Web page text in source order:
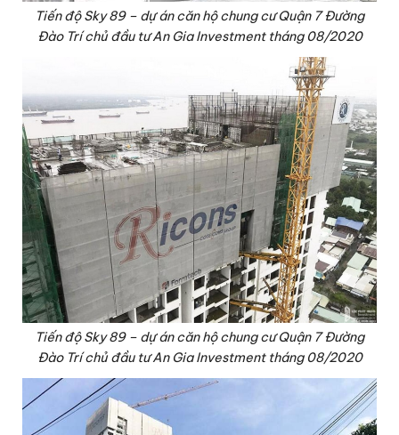
Tiến độ Sky 89 – dự án căn hộ chung cư Quận 7 Đường
Đào Trí chủ đầu tư An Gia Investment tháng 08/2020
Tiến độ Sky 89 – dự án căn hộ chung cư Quận 7 Đường
Đào Trí chủ đầu tư An Gia Investment tháng 08/2020